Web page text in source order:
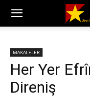
MAKALELER
Her Yer
Direniş